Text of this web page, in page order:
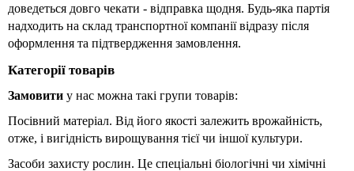
доведеться довго чекати - відправка щодня. Будь-яка партія
надходить на склад транспортної компанії відразу після
оформлення та підтвердження замовлення.
Категорії товарів
Замовити у нас можна такі групи товарів:
Посівний матеріал. Від його якості залежить врожайність,
отже, і вигідність вирощування тієї чи іншої культури.
Засоби захисту рослин. Це спеціальні біологічні чи хімічні